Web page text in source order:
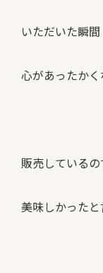
いただいた瞬間
心があったか
販売している
美味しかった